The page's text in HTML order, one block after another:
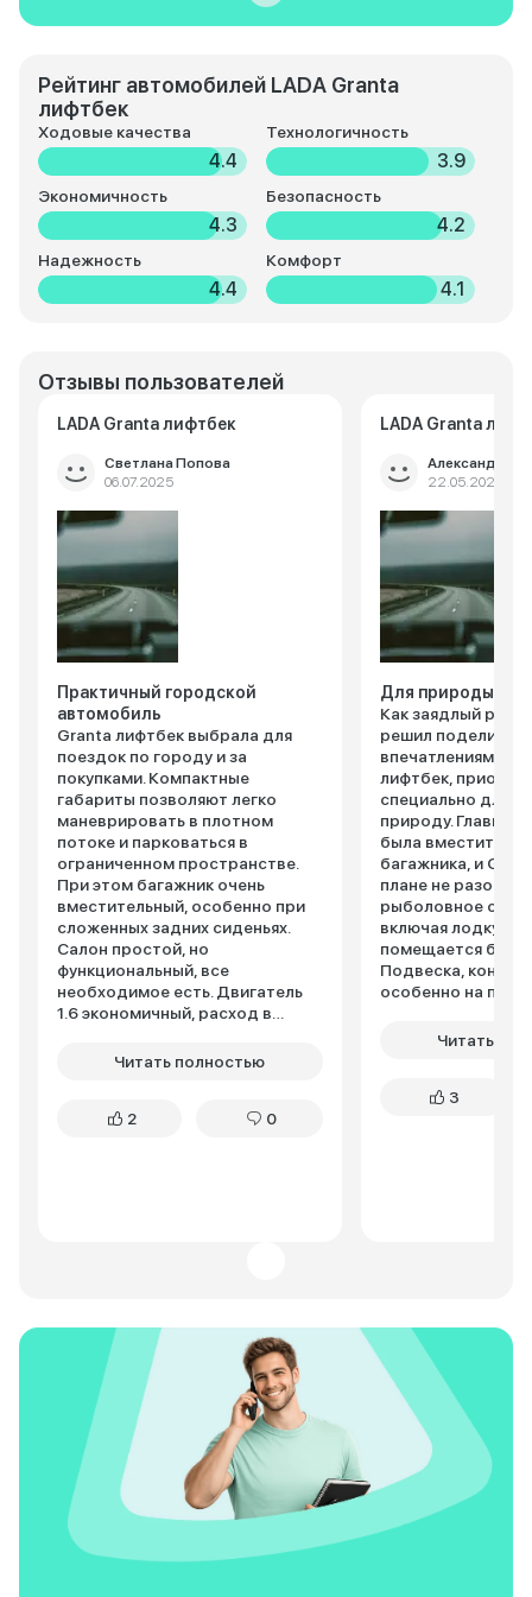
Рейтинг автомобилей LADA Granta
лифтбек
Ходовые качества
4.4
Технологичность
3.9
Экономичность
4.3
Безопасность
4.2
Надежность
4.4
Комфорт
4.1
Отзывы пользователей
LADA Granta лифтбек
Светлана Попова
06.07.2025
Практичный городской
автомобиль
Granta лифтбек выбрала для
поездок по городу и за
покупками. Компактные
габариты позволяют легко
маневрировать в плотном
потоке и парковаться в
ограниченном пространстве.
При этом багажник очень
вместительный, особенно при
сложенных задних сиденьях.
Салон простой, но
функциональный, все
необходимое есть. Двигатель
1.6 экономичный, расход в
Подвеска настроена
время эксплуатации никаких
Читать полностью
2 0
LADA Granta
Александр
22.05.2025
Для природы
Как заядлый
решил поделиться
впечатлениями о
лифтбек,
специально для
природу. Главным
была
багажника, и
плане не
рыболовное
включая лодку
помещается без
Подвеска,
особенно на
вполне
приходилось
активного
нужен надежный и
вместительный
поездок на
задачи
Читать
3